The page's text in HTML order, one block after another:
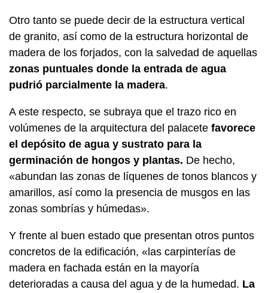
Otro tanto se puede decir de la estructura vertical
de granito, así como de la estructura horizontal de
madera de los forjados, con la salvedad de aquellas
zonas puntuales donde la entrada de agua
pudrió parcialmente la madera.
A este respecto, se subraya que el trazo rico en
volúmenes de la arquitectura del palacete favorece
el depósito de agua y sustrato para la
germinación de hongos y plantas. De hecho,
«abundan las zonas de líquenes de tonos blancos y
amarillos, así como la presencia de musgos en las
zonas sombrías y húmedas».
Y frente al buen estado que presentan otros puntos
concretos de la edificación, «las carpinterías de
madera en fachada están en la mayoría
deterioradas a causa del agua y de la humedad. La